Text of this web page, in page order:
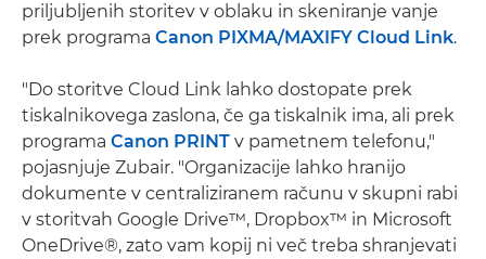
priljubljenih storitev v oblaku in skeniranje vanje
prek programa Canon PIXMA/MAXIFY Cloud Link.
"Do storitve Cloud Link lahko dostopate prek
tiskalnikovega zaslona, če ga tiskalnik ima, ali prek
programa Canon PRINT v pametnem telefonu,"
pojasnjuje Zubair. "Organizacije lahko hranijo
dokumente v centraliziranem računu v skupni rabi
v storitvah Google Drive™, Dropbox™ in Microsoft
OneDrive®, zato vam kopij ni več treba shranjevati